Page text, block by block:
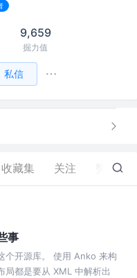
9,659
掘力值
私信
收藏集 关注 29
事
个开源库。 使用 Anko 来构
局都是要从 XML 中解析出